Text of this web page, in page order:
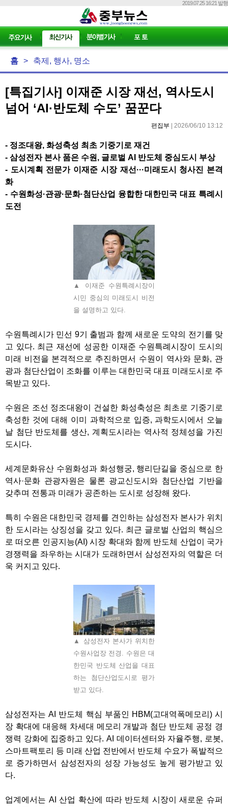
2019.07.25 16:21 발행
홈 > 축제, 행사, 명소
[특집기사] 이재준 시장 재선, 역사도시
넘어 ‘AI·반도체 수도’ 꿈꾼다
편집부 | 2026/06/10 13:12
- 정조대왕, 화성축성 최초 기중기로 재건
- 삼성전자 본사 품은 수원 , 글로벌 AI 반도체 중심도시 부상
- 도시계획 전문가 이재준 시장 재선 ···미래도시 청사진 본격
화
- 수원화성·관광·문화·첨단산업 융합한 대한민국 대표 특례시
도전
▲ 이재준 수원특례시장이
시민 중심의 미래도시 비전
을 설명하고 있다.
수원특례시가 민선 9기 출범과 함께 새로운 도약의 전기를 맞
고 있다. 최근 재선에 성공한 이재준 수원특례시장이 도시의
미래 비전을 본격적으로 추진하면서 수원이 역사와 문화, 관
광과 첨단산업이 조화를 이루는 대한민국 대표 미래도시로 주
목받고 있다.
수원은 조선 정조대왕이 건설한 화성축성은 최초로 기중기로
축성한 것에 대해 이미 과학적으로 입증,과학도시에서 오늘
날 첨단 반도체를 생산, 계획도시라는 역사적 정체성을 가진
도시다.
세계문화유산 수원화성과 화성행궁, 행리단길을 중심으로 한
역사·문화 관광자원은 물론 광교신도시와 첨단산업 기반을
갖추며 전통과 미래가 공존하는 도시로 성장해 왔다.
특히 수원은 대한민국 경제를 견인하는 삼성전자 본사가 위치
한 도시라는 상징성을 갖고 있다. 최근 글로벌 산업의 핵심으
로 떠오른 인공지능(AI)시장 확대와 함께 반도체 산업이 국가
경쟁력을 좌우하는 시대가 도래하면서 삼성전자의 역할은 더
욱 커지고 있다.
▲ 삼성전자 본사가 위치한
수원사업장 전경. 수원은 대
한민국 반도체 산업을 대표
하는 첨단산업도시로 평가
받고 있다.
삼성전자는AI 반도체 핵심 부품인 HBM(고대역폭메모리 )시
장 확대에 대응해 차세대 메모리 개발과 첨단 반도체 공정 경
쟁력 강화에 집중하고 있다. AI 데이터센터와 자율주행, 로봇,
스마트팩토리 등 미래 산업 전반에서 반도체 수요가 폭발적으
로 증가하면서 삼성전자의 성장 가능성도 높게 평가받고 있
다.
업계에서는 AI산업 확산에 따라 반도체 시장이 새로운 슈퍼